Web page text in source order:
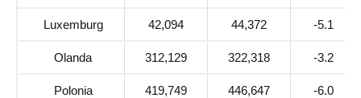
Luxemburg 42,094 44,372 -5.1
Olanda 312,129 322,318 -3.2
Polonia 419,749 446,647 -6.0